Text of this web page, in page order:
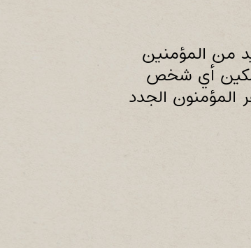
من المؤمنين
أي شخص
الجدد